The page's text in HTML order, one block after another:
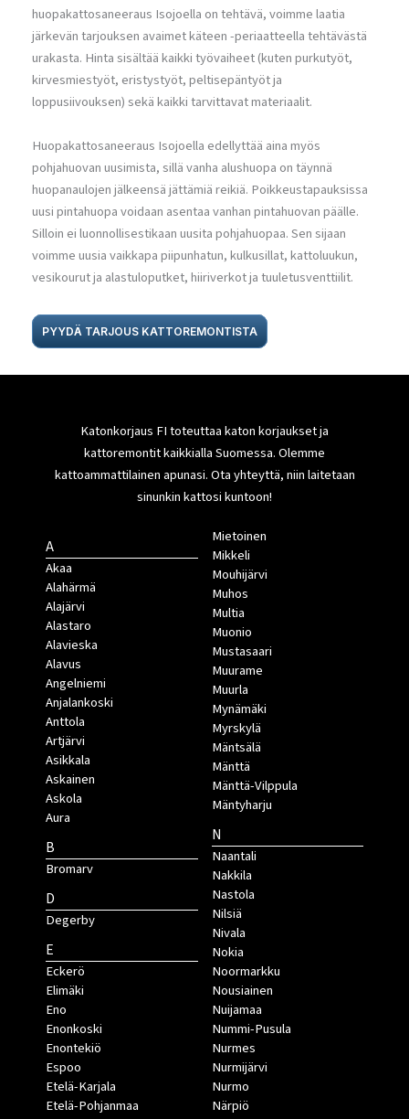
huopakattosaneeraus Isojoella on tehtävä, voimme laatia
järkevän tarjouksen avaimet käteen -periaatteella tehtävästä
urakasta. Hinta sisältää kaikki työvaiheet (kuten purkutyöt,
kirvesmiestyöt, eristystyöt, peltisepäntyöt ja
loppusiivouksen) sekä kaikki tarvittavat materiaalit.
Huopakattosaneeraus Isojoella edellyttää aina myös
pohjahuovan uusimista, sillä vanha alushuopa on täynnä
huopanaulojen jälkeensä jättämiä reikiä. Poikkeustapauksissa
uusi pintahuopa voidaan asentaa vanhan pintahuovan päälle.
Silloin ei luonnollisestikaan uusita pohjahuopaa. Sen sijaan
voimme uusia vaikkapa piipunhatun, kulkusillat, kattoluukun,
vesikourut ja alastuloputket, hiiriverkot ja tuuletusventtiilit.
PYYDÄ TARJOUS KATTOREMONTISTA
Katonkorjaus FI toteuttaa katon korjaukset ja
kattoremontit kaikkialla Suomessa. Olemme
kattoammattilainen apunasi. Ota yhteyttä, niin laitetaan
sinunkin kattosi kuntoon!
A
Akaa
Alahärmä
Alajärvi
Alastaro
Alavieska
Alavus
Angelniemi
Anjalankoski
Anttola
Artjärvi
Asikkala
Askainen
Askola
Aura
B
Bromarv
D
Degerby
E
Eckerö
Elimäki
Eno
Enonkoski
Enontekiö
Espoo
Etelä-Karjala
Etelä-Pohjanmaa
Mietoinen
Mikkeli
Mouhijärvi
Muhos
Multia
Muonio
Mustasaari
Muurame
Muurla
Mynämäki
Myrskylä
Mäntsälä
Mänttä
Mänttä-Vilppula
Mäntyharju
N
Naantali
Nakkila
Nastola
Nilsiä
Nivala
Nokia
Noormarkku
Nousiainen
Nuijamaa
Nummi-Pusula
Nurmes
Nurmijärvi
Nurmo
Närpiö